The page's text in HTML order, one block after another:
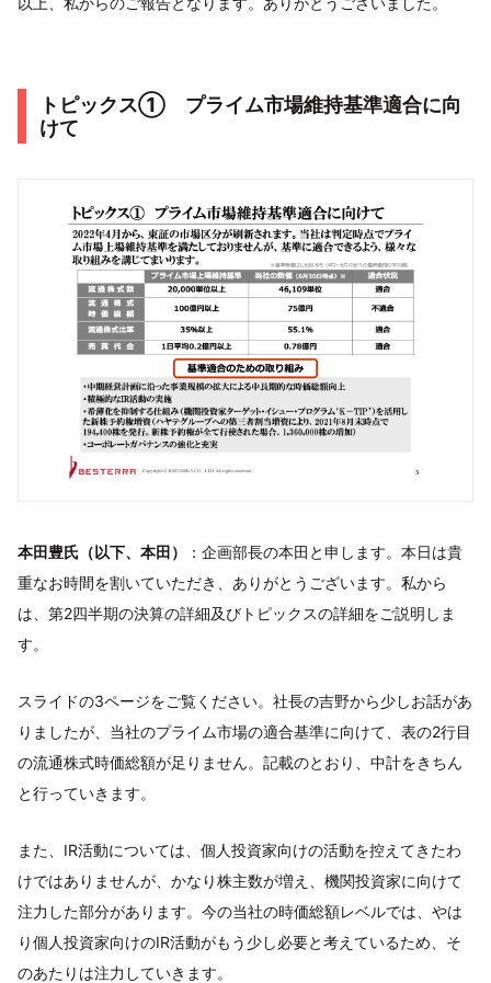
トピックス① プライム市場維持基準適合に向
けて
本田豊氏（以下、本田）
：企画部長の本田と申します。本日は貴
重なお時間を割いていただき、ありがとうございます。私から
は、第2四半期の決算の詳細及びトピックスの詳細をご説明しま
す。
スライドの3ページをご覧ください。社長の吉野から少しお話があ
りましたが、当社のプライム市場の適合基準に向けて、表の2行目
の流通株式時価総額が足りません。記載のとおり、中計をきちん
と行っていきます。
また、IR活動については、個人投資家向けの活動を控えてきたわ
けではありませんが、かなり株主数が増え、機関投資家に向けて
注力した部分があります。今の当社の時価総額レベルでは、やは
り個人投資家向けのIR活動がもう少し必要と考えているため、そ
のあたりは注力していきます。